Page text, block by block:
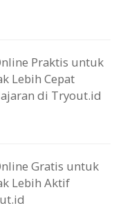
Praktis untuk
Lebih Cepat
di Tryout.id
Gratis untuk
Lebih Aktif